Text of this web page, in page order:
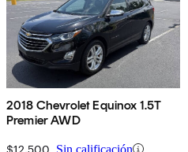
2018 Chevrolet Equinox 1.5T
Premier AWD
$12,500 Sin calificación